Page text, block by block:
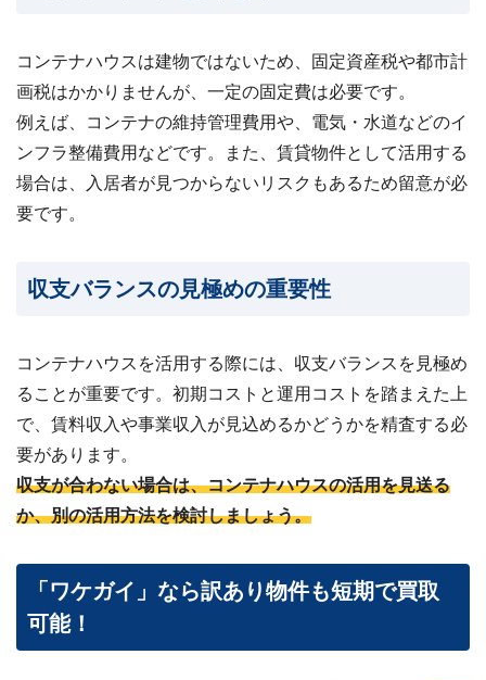
コンテナハウスは建物ではないため、固定資産税や都市計
画税はかかりませんが、一定の固定費は必要です。
例えば、コンテナの維持管理費用や、電気・水道などのイ
ンフラ整備費用などです。また、賃貸物件として活用する
場合は、入居者が見つからないリスクもあるため留意が必
要です。
収支バランスの見極めの重要性
コンテナハウスを活用する際には、収支バランスを見極め
ることが重要です。初期コストと運用コストを踏まえた上
で、賃料収入や事業収入が見込めるかどうかを精査する必
要があります。
収支が合わない場合は、コンテナハウスの活用を見送る
か、別の活用方法を検討しましょう。
「ワケガイ」なら訳あり物件も短期で買取
可能！